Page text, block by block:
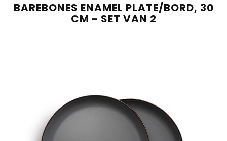
BAREBONES ENAMEL PLATE/BORD, 30
CM - SET VAN 2